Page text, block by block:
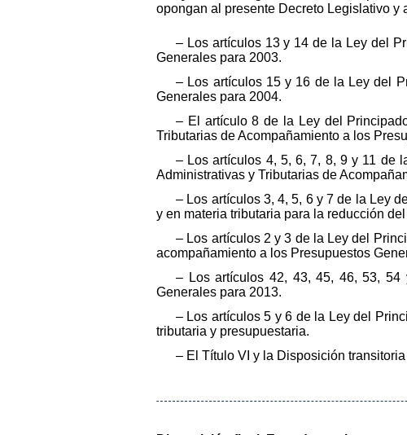
opongan al presente Decreto Legislativo y
– Los artículos 13 y 14 de la Ley del
Generales para 2003.
– Los artículos 15 y 16 de la Ley del
Generales para 2004.
– El artículo 8 de la Ley del
Tributarias de Acompañamiento a los
– Los artículos 4, 5, 6, 7, 8, 9 y 11 de
Administrativas y Tributarias de
– Los artículos 3, 4, 5, 6 y 7 de la Ley
y en materia tributaria para la reducción
– Los artículos 2 y 3 de la Ley del
acompañamiento a los Presupuestos
– Los artículos 42, 43, 45, 46, 53,
Generales para 2013.
– Los artículos 5 y 6 de la Ley del
tributaria y presupuestaria.
– El Título VI y la Disposición